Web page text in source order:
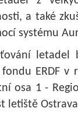
a také
systému
ERDF
osa 1 -
letiště